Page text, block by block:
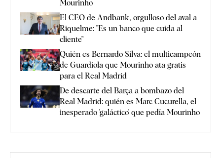
Mourinho
El CEO de Andbank, orgulloso del aval a
Riquelme: "Es un banco que cuida al
cliente"
Quién es Bernardo Silva: el multicampeón
de Guardiola que Mourinho ata gratis
para el Real Madrid
De descarte del Barça a bombazo del
Real Madrid: quién es Marc Cucurella, el
inesperado 'galáctico' que pedía Mourinho